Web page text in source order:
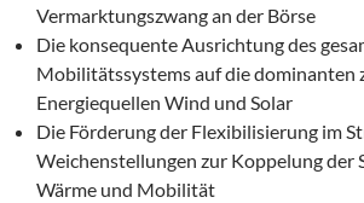
Vermarktungszwang an der Börse
Die konsequente Ausrichtung des
Mobilitätssystems auf die dominanten
Energiequellen Wind und Solar
Die Förderung der Flexibilisierung im
Weichenstellungen zur Koppelung der
Wärme und Mobilität